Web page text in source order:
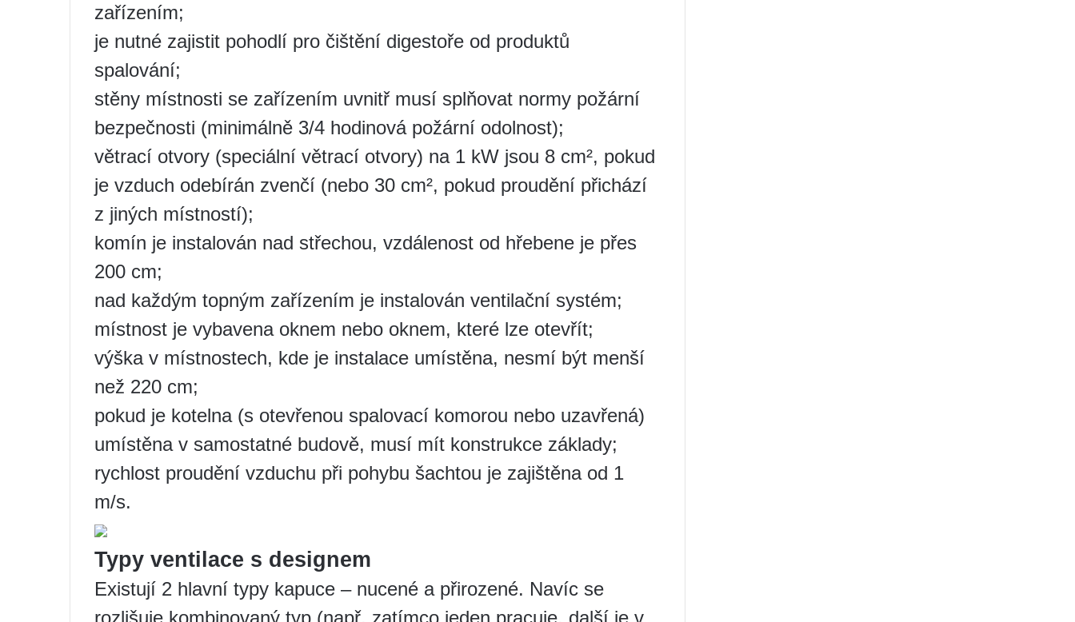
zařízením;
je nutné zajistit pohodlí pro čištění digestoře od produktů
spalování;
stěny místnosti se zařízením uvnitř musí splňovat normy požární
bezpečnosti (minimálně 3/4 hodinová požární odolnost);
větrací otvory (speciální větrací otvory) na 1 kW jsou 8 cm², pokud
je vzduch odebírán zvenčí (nebo 30 cm², pokud proudění přichází
z jiných místností);
komín je instalován nad střechou, vzdálenost od hřebene je přes
200 cm;
nad každým topným zařízením je instalován ventilační systém;
místnost je vybavena oknem nebo oknem, které lze otevřít;
výška v místnostech, kde je instalace umístěna, nesmí být menší
než 220 cm;
pokud je kotelna (s otevřenou spalovací komorou nebo uzavřená)
umístěna v samostatné budově, musí mít konstrukce základy;
rychlost proudění vzduchu při pohybu šachtou je zajištěna od 1
m/s.
Typy ventilace s designem
Existují 2 hlavní typy kapuce – nucené a přirozené. Navíc se
rozlišuje kombinovaný typ (např. zatímco jeden pracuje, další je v